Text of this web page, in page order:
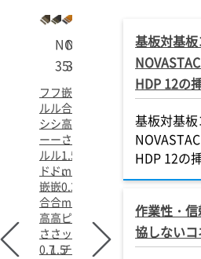
NOVASTACK
35-HDP
フ
ル
シ
ー
ル
ド、
嵌
合
高
さ
0.7
NOVASTACK®
35-HDH
フ
ル
シ
ー
ル
ド、
嵌
合
高
さ
1.5
NOVASTACK®
嵌
合
高
さ
1.5
mm、
0.35
mm
ピ
ッ
チ、
基板対基
HDP 12の
基板対基
HDP 12の
作業性・
協しない